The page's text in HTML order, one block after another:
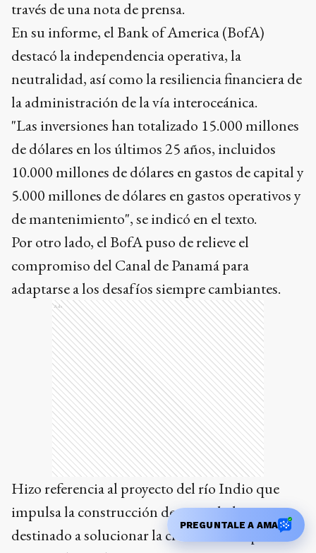
través de una nota de prensa.
En su informe, el Bank of America (BofA)
destacó la independencia operativa, la
neutralidad, así como la resiliencia financiera de
la administración de la vía interoceánica.
"Las inversiones han totalizado 15.000 millones
de dólares en los últimos 25 años, incluidos
10.000 millones de dólares en gastos de capital y
5.000 millones de dólares en gastos operativos y
de mantenimiento", se indicó en el texto.
Por otro lado, el BofA puso de relieve el
compromiso del Canal de Panamá para
adaptarse a los desafíos siempre cambiantes.
Ads
Hizo referencia al proyecto del río Indio que
impulsa la construcción de un embalse
destinado a solucionar la crisis hídrica que
PREGUNTALE A AMA